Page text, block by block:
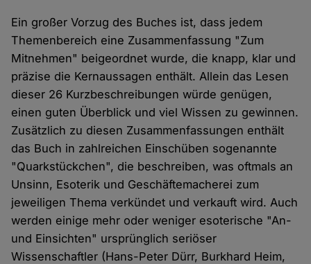
Ein großer Vorzug des Buches ist, dass jedem
Themenbereich eine Zusammenfassung "Zum
Mitnehmen" beigeordnet wurde, die knapp, klar und
präzise die Kernaussagen enthält. Allein das Lesen
dieser 26 Kurzbeschreibungen würde genügen,
einen guten Überblick und viel Wissen zu gewinnen.
Zusätzlich zu diesen Zusammenfassungen enthält
das Buch in zahlreichen Einschüben sogenannte
"Quarkstückchen", die beschreiben, was oftmals an
Unsinn, Esoterik und Geschäftemacherei zum
jeweiligen Thema verkündet und verkauft wird. Auch
werden einige mehr oder weniger esoterische "An-
und Einsichten" ursprünglich seriöser
Wissenschaftler (Hans-Peter Dürr, Burkhard Heim,